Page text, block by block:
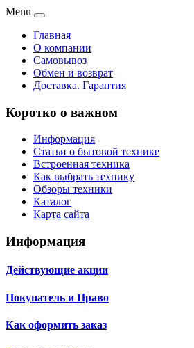
Menu
Главная
О компании
Самовывоз
Обмен и возврат
Доставка. Гарантия
Коротко о важном
Информация
Статьи о бытовой технике
Встроенная техника
Как выбрать технику
Обзоры техники
Каталог
Карта сайта
Информация
Действующие акции
Покупатель и Право
Как оформить заказ